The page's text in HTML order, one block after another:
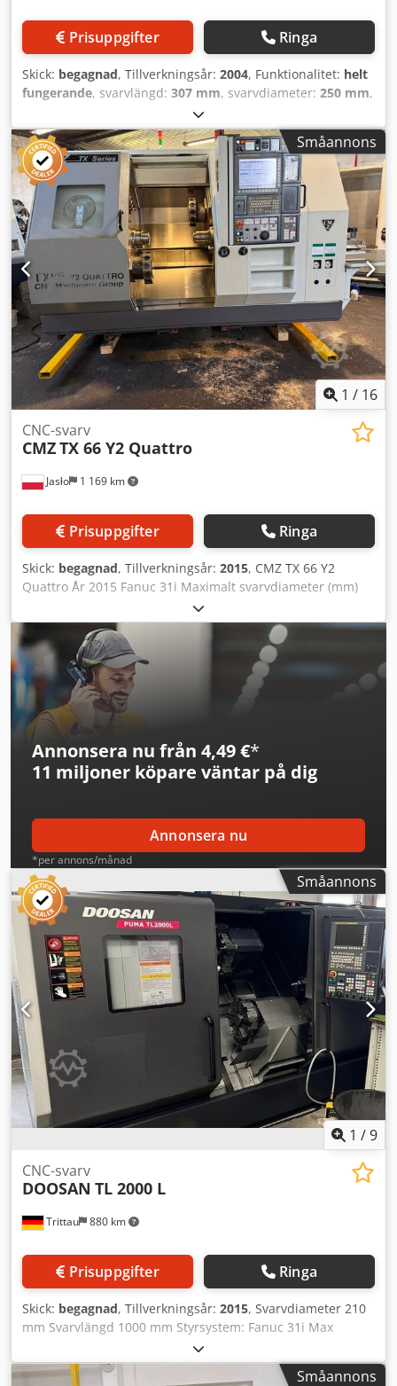
42/6200/A, tillverkningsår 2005 Spåntransportör Crodpfx
Apszru Uksyof Kylvätskesystem Spänntångsfäste på huvud-
verktygshållare Maskindokumentation.
Prisuppgifter Ringa
Skick: begagnad, Tillverkningsår: 2004, Funktionalitet: helt
fungerande, svarvlängd: 307 mm, svarvdiameter: 250 mm,
, rörelseavstånd X-axel:
mm, rörelseavstånd Z-axel:370 mm, Viktiga specifikationer
i korthet: 250 mm maximalt svarvdiameter, 420 mm
avstånd mellan spetsarna, 307 mm maximal svarvlängd, 51
mm spindelborrning, 4 000 varv/min maximal
spindelhastighet, 5,5/7,5 kW huvudmotor, ett verktygsbord
med 8 positioner, 185 mm slaglängd i X-axeln och 370 mm
slaglängd i Z-axeln. Cedszr Ir Aepfx Apyjrf Tillverkningsåret
är 2004 och styrsystemet är ett Fanuc Series 21i-TB. På
maskinens typskylt anges en spänning på 220 V, trefas,
50/60 Hz, 42 A och en maximal effekt på 16,1 kVA, med
styrspänningar på 100 V AC och 24 V DC. Köpare som
använder ett 400 V-nät bör planera för en lämplig
transformator. Maskinens ungefärliga mått är 1600 x 1280
x 1890 mm och vikten är cirka 2800 kg.
Småannons
1 / 16
Jasło 1 169 km
CNC-svarv
CMZTX 66 Y2 Quattro
Prisuppgifter Ringa
Skick: begagnad, Tillverkningsår: 2015, CMZ TX 66 Y2
Quattro År 2015 Fanuc 31i Maximalt svarvdiameter (mm)
255 Avstånd mellan spindlarnas centrum (mm) 639
Maximal hastighet (varv/min) 4000 Maximalt
materialdiameter 66 mm X-axel 190 mm Y-axel +- 40 mm Z-
axel 500 mm Chuck 210 mm 2 BMT 55-huvuden 2 spindlar
2 x Y-axel Cedpfjzp Ituex Apyorf Spindelborrning 66 mm
Verktygssond Spånutkastare Maskinverktyg Dokumentation
Annonsera nu från 4,49 €*
11 miljoner köpare väntar på dig
Annonsera nu
*per annons/månad
Småannons
1 /9
Trittau 880 km
CNC-svarv
DOOSAN TL 2000 L
Prisuppgifter Ringa
Skick: begagnad, Tillverkningsår: 2015, Svarvdiameter 210
mm Svarvlängd 1000 mm Styrsystem: Fanuc 31i Max
varvtal: 5.000 varv/min Drivkraft – huvudspindel: 15 kW
Max vridmoment: 476 Nm Stånggenomgång: 65 mm x-axel:
Småannons